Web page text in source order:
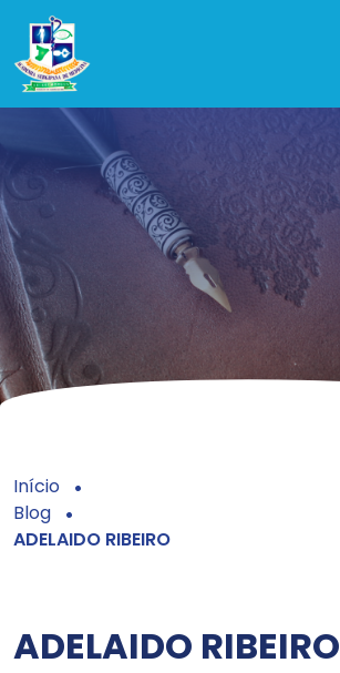
Início
Blog
ADELAIDO RIBEIRO
ADELAIDO RIBEIRO